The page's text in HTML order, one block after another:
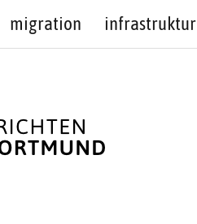
migration infrastruktur